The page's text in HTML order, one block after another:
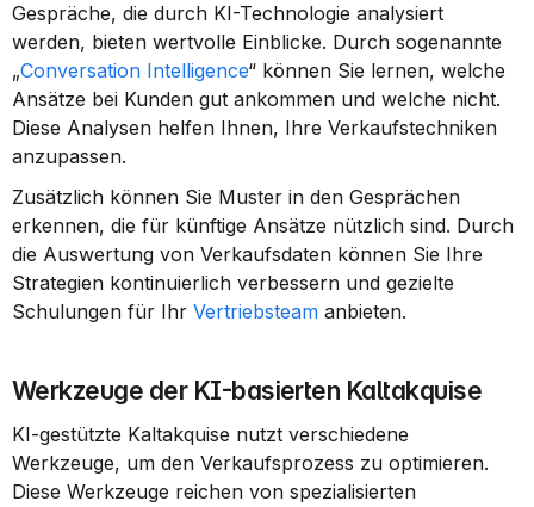
Gespräche, die durch KI-Technologie analysiert
werden, bieten wertvolle Einblicke. Durch sogenannte
„Conversation Intelligence“ können Sie lernen, welche
Ansätze bei Kunden gut ankommen und welche nicht.
Diese Analysen helfen Ihnen, Ihre Verkaufstechniken
anzupassen.
Zusätzlich können Sie Muster in den Gesprächen
erkennen, die für künftige Ansätze nützlich sind. Durch
die Auswertung von Verkaufsdaten können Sie Ihre
Strategien kontinuierlich verbessern und gezielte
Schulungen für Ihr Vertriebsteam anbieten.
Werkzeuge der KI-basierten Kaltakquise
KI-gestützte Kaltakquise nutzt verschiedene
Werkzeuge, um den Verkaufsprozess zu optimieren.
Diese Werkzeuge reichen von spezialisierten